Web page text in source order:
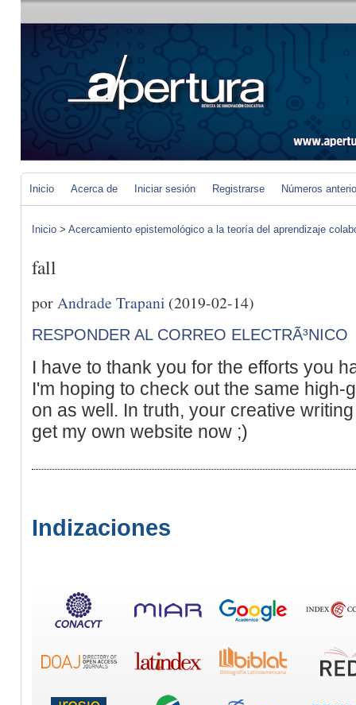
Inicio Acerca de Iniciar sesión Registrarse Números
Inicio > Acercamiento epistemológico a la teoría del aprendizaje
fall
por Andrade Trapani (2019-02-14)
RESPONDER AL CORREO ELECTRÃ³NICO
I have to thank you for the efforts you
I'm hoping to check out the same high-
on as well. In truth, your creative
get my own website now ;)
Indizaciones